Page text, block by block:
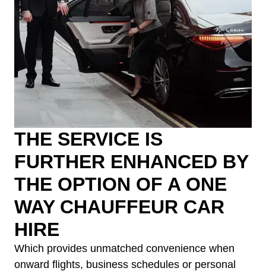
THE SERVICE IS
FURTHER ENHANCED BY
THE OPTION OF A ONE
WAY CHAUFFEUR CAR
HIRE
Which provides unmatched convenience when
onward flights, business schedules or personal